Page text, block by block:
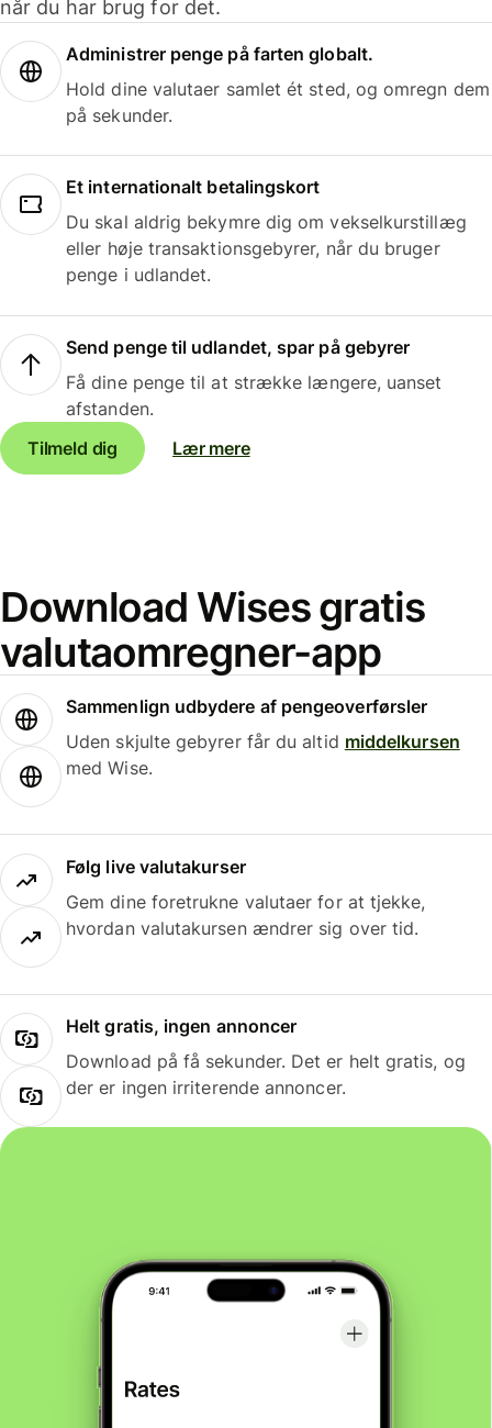
når du har brug for det.
Administrer penge på farten globalt.
Hold dine valutaer samlet ét sted, og omregn dem
på sekunder.
Et internationalt betalingskort
Du skal aldrig bekymre dig om vekselkurstillæg
eller høje transaktionsgebyrer, når du bruger
penge i udlandet.
Send penge til udlandet, spar på gebyrer
Få dine penge til at strække længere, uanset
afstanden.
Tilmeld dig
Lær mere
Download Wises gratis
valutaomregner-app
Sammenlign udbydere af pengeoverførsler
Uden skjulte gebyrer får du altid middelkursen
med Wise.
Følg live valutakurser
Gem dine foretrukne valutaer for at tjekke,
hvordan valutakursen ændrer sig over tid.
Helt gratis, ingen annoncer
Download på få sekunder. Det er helt gratis, og
der er ingen irriterende annoncer.